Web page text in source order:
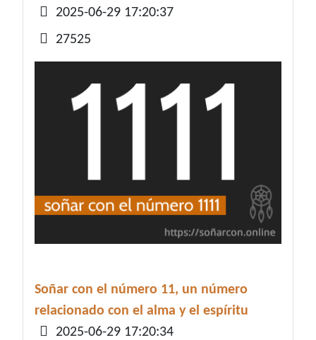
Detalles
2025-06-29 17:20:37
27525
Soñar con el número 11, un número
relacionado con el alma y el espíritu
Detalles
2025-06-29 17:20:34